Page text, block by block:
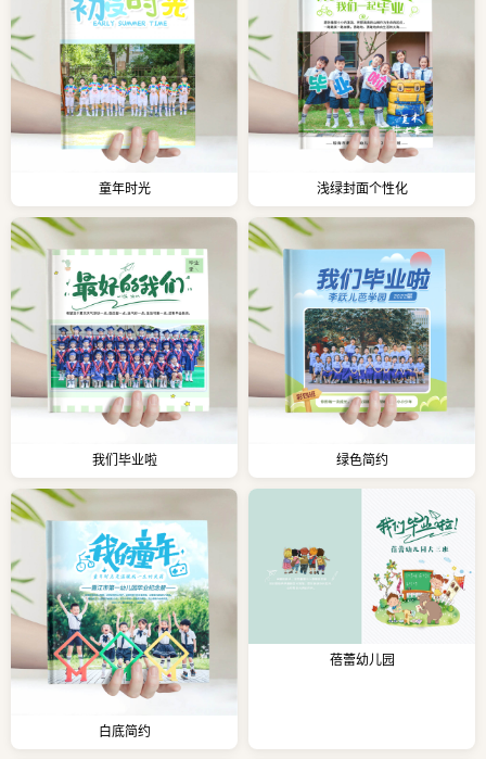
童年时光 浅绿封面个性化
我们毕业啦 绿色简约
白底简约
蓓蕾幼儿园